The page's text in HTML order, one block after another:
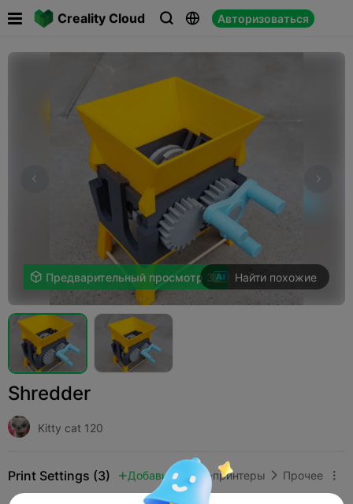
Creality Cloud   Авторизоваться
 
 Предварительный просмотр 3D Найти похожие
Shredder
Kitty cat 120
Print Settings (3)  Добавить 3D-принтеры  Прочее 